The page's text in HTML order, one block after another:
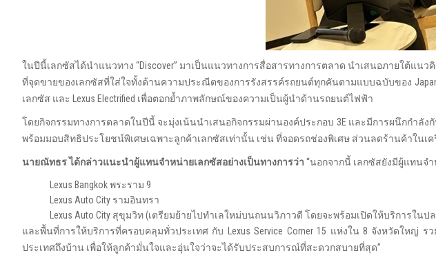
ในปีนี้เลกซัสได้นำแนวทาง “Discover” มาเป็นแนวทางการสื่อสารทางการตลาด นำเสนอภายใต้แนว
ที่จุดขายของเลกซัสที่ใส่ใจทั้งด้านความประณีตของการรังสรรค์รถยนต์ทุกคันตามแบบฉบับของ
เลกซัส และ Lexus Electrified เพื่อตอกย้ำภาพลักษณ์ของความเป็นผู้นำด้านรถยนต์ไฟฟ้า
โดยกิจกรรมทางการตลาดในปีนี้ จะมุ่งเน้นนำเสนอกิจกรรมผ่านองค์ประกอบ 3E และมีการผนึกกำ
พร้อมมอบสิทธิประโยชน์พิเศษเฉพาะลูกค้าเลกซัสเท่านั้น เช่น ที่จอดรถช่องพิเศษ ส่วนลดร้านค้าในเ
นายณัทธร ได้กล่าวแนะนำผู้แทนจำหน่ายเลกซัสอย่างเป็นทางการว่า “นอกจากนี้ เลกซัสยังมีผู้แทนจ
Lexus Bangkok พระราม 9
Lexus Auto City รามอินทรา
Lexus Auto City สุขุมวิท (เตรียมย้ายไปทำเลใหม่บนถนนวิภาวดี โดยจะพร้อมเปิดให้บริการในป
และพื้นที่การให้บริการที่ครอบคลุมทั่วประเทศ กับ Lexus Service Corner 15 แห่งใน 8 จังหวัดใหญ่ ร
ประเทศถึงบ้าน เพื่อให้ลูกค้ามั่นใจและอุ่นใจว่าจะได้รับประสบการณ์ที่สะดวกสบายที่สุด”